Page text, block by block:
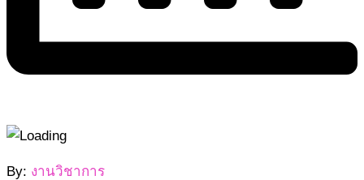
2563-
By: งานวิชาการ